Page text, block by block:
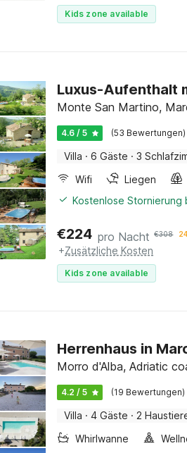
Kids zone available
Luxus-Aufenthalt
Monte San Martino,
4.6 / 5 (53 Bewertungen)
Villa · 6 Gäste · 3
Wifi
Liegen
Kostenlose Stornierung
€224 pro Nacht €308
+Zusätzliche Kosten
Kids zone available
Herrenhaus in
Morro d'Alba, Adriatic
4.2 / 5 (19 Bewertungen)
Villa · 4 Gäste · 2
Whirlwanne